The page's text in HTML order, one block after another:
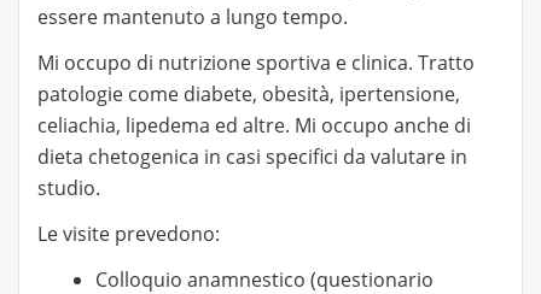
essere mantenuto a lungo tempo.
Mi occupo di nutrizione sportiva e clinica. Tratto
patologie come diabete, obesità, ipertensione,
celiachia, lipedema ed altre. Mi occupo anche di
dieta chetogenica in casi specifici da valutare in
studio.
Le visite prevedono:
Colloquio anamnestico (questionario